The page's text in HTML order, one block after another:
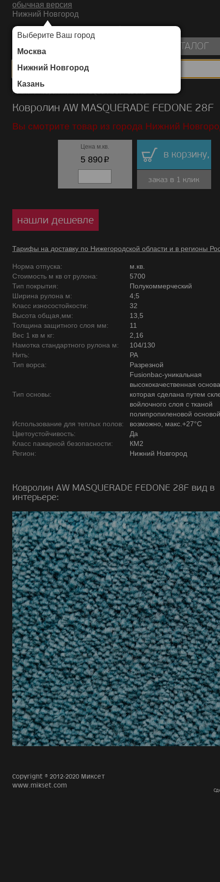
обычная версия
Нижний Новгород
Выберите Ваш город
Москва
Нижний Новгород
Казань
ИНТЕРНЕТ-МАГАЗИН НАПОЛЬНЫХ ПОКРЫТИЙ
КАТАЛОГ
Каталог/Ковролин/AW MASQUERADE/FEDONE
Ковролин AW MASQUERADE FEDONE 28F
Вы смотрите товар из города Нижний
Цена м.кв.
5 890p в корзину,
заказ в 1 клик
нашли дешевле
Тарифы на доставку по Нижегородской области и в регионы
Норма отпуска:
м.кв.
Стоимость м кв от рулона:
5700
Тип покрытия:
Полукоммерческий
Ширина рулона м:
4;5
Класс износостойкости:
32
Высота общая,мм:
13,5
Толщина защитного слоя мм:
11
Вес 1 кв м кг:
2,16
Намотка стандартного рулона м:
104/130
Нить:
PA
Тип ворса:
Разрезной
Тип основы:
Fusionbac-уникальная
высококачественная основа
которая сделана путем
войлочного слоя с тканой
полипропиленовой
Использование для теплых полов:
возможно, макс.+27°С
Цветоустойчивость:
Да
Класс пажарной безопасности:
КМ2
Регион:
Нижний Новгород
Ковролин AW MASQUERADE FEDONE 28F вид в
интерьере:
Copyright © 2012-2020 Миксет
www.mikset.com